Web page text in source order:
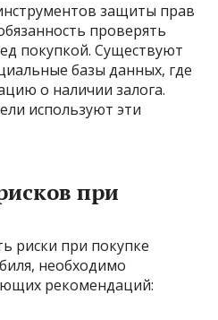
защиты прав
проверять
покупкой. Существуют
базы данных, где
о наличии залога.
используют эти
при
риски при покупке
необходимо
рекомендаций: